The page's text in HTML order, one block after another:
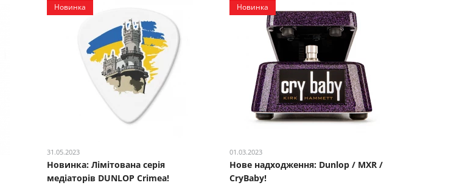
Новинка
31.05.2023
Новинка: Лімітована серія
медіаторів DUNLOP Crimea!
Новинка
01.03.2023
Нове надходження: Dunlop / MXR /
CryBaby!